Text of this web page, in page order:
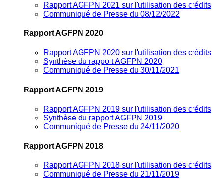
Rapport AGFPN 2021 sur l'utilisation des crédits
Communiqué de Presse du 08/12/2022
Rapport AGFPN 2020
Rapport AGFPN 2020 sur l'utilisation des crédits
Synthèse du rapport AGFPN 2020
Communiqué de Presse du 30/11/2021
Rapport AGFPN 2019
Rapport AGFPN 2019 sur l'utilisation des crédits
Synthèse du rapport AGFPN 2019
Communiqué de Presse du 24/11/2020
Rapport AGFPN 2018
Rapport AGFPN 2018 sur l'utilisation des crédits
Communiqué de Presse du 21/11/2019